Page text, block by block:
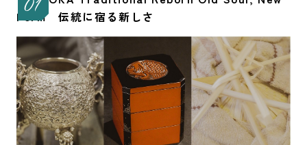
Form 伝統に宿る新しさ